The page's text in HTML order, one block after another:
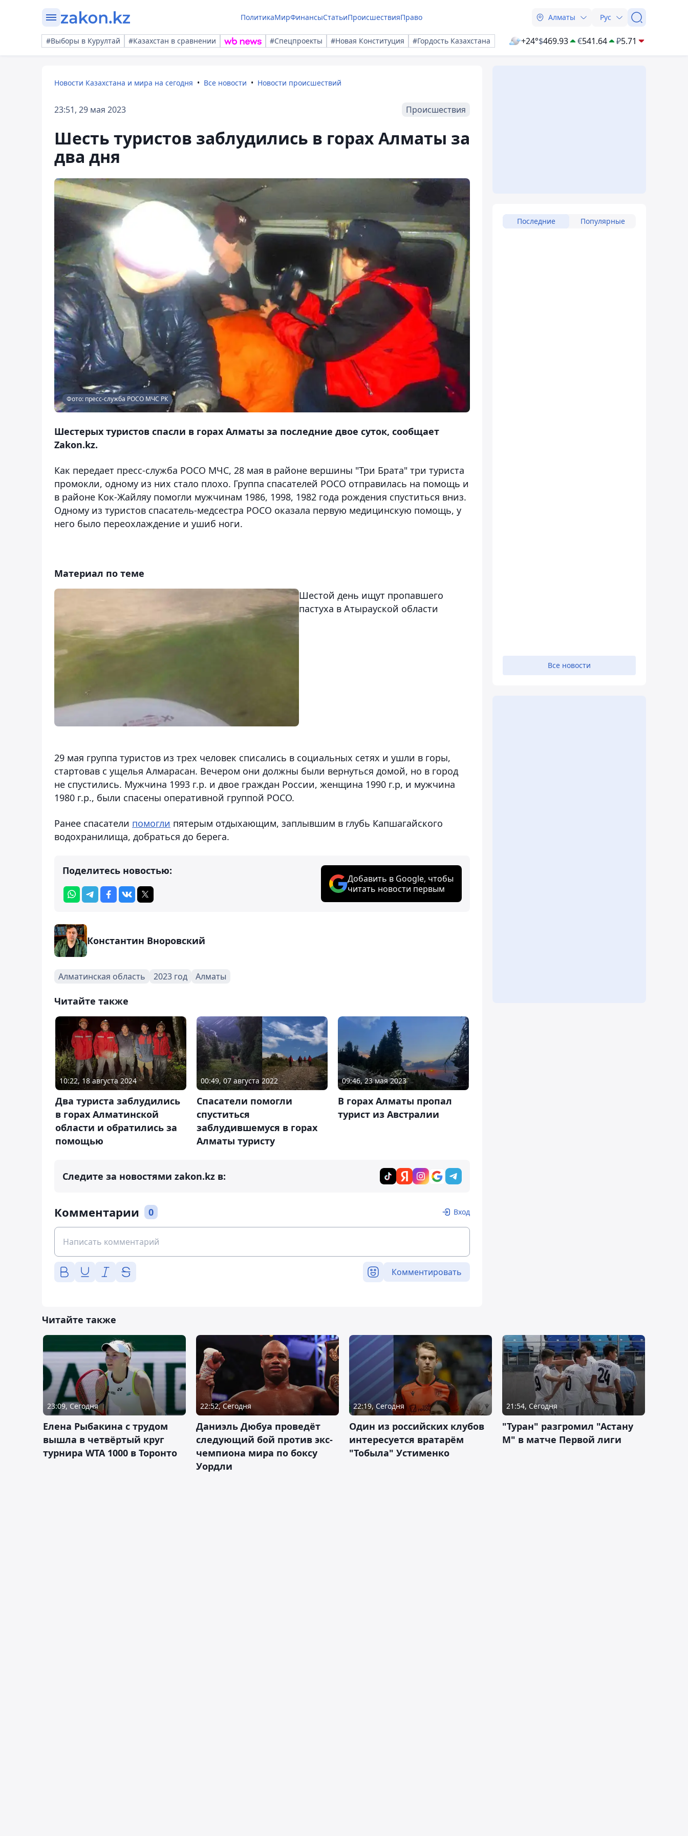
ПолитикаМирФинансыСтатьиПроисшествияПраво Алматы Рус
#Выборы в Курултай #Казахстан в сравнении #Спецпроекты #Новая Конституция #Гордость Казахстана +24°$469.93 €541.64 ₽5.71
Новости Казахстана и мира на сегодня Все новости Новости происшествий
23:51, 29 мая 2023 Происшествия
Шесть туристов заблудились в горах Алматы за
два дня
Фото: пресс-служба РОСО МЧС РК
Шестерых туристов спасли в горах Алматы за последние двое суток, сообщает
Zakon.kz.
Как передает пресс-служба РОСО МЧС, 28 мая в районе вершины "Три Брата" три туриста
промокли, одному из них стало плохо. Группа спасателей РОСО отправилась на помощь и
в районе Кок-Жайляу помогли мужчинам 1986, 1998, 1982 года рождения спуститься вниз.
Одному из туристов спасатель-медсестра РОСО оказала первую медицинскую помощь, у
него было переохлаждение и ушиб ноги.
Материал по теме
Шестой день ищут пропавшего
пастуха в Атырауской области
29 мая группа туристов из трех человек списались в социальных сетях и ушли в горы,
стартовав с ущелья Алмарасан. Вечером они должны были вернуться домой, но в город
не спустились. Мужчина 1993 г.р. и двое граждан России, женщина 1990 г.р, и мужчина
1980 г.р., были спасены оперативной группой РОСО.
Ранее спасатели помогли пятерым отдыхающим, заплывшим в глубь Капшагайского
водохранилища, добраться до берега.
Поделитесь новостью:
Добавить в Google, чтобы
читать новости первым
Константин Вноровский
Алматинская область 2023 год Алматы
Читайте также
10:22, 18 августа 2024
Два туриста заблудились
в горах Алматинской
области и обратились за
помощью
00:49, 07 августа 2022
Спасатели помогли
спуститься
заблудившемуся в горах
Алматы туристу
09:46, 23 мая 2023
В горах Алматы пропал
турист из Австралии
Следите за новостями zakon.kz в:
Комментарии 0 Вход
Комментировать
Последние Популярные
Все новости
Читайте также
23:09, Сегодня
Елена Рыбакина с трудом
вышла в четвёртый круг
турнира WTA 1000 в Торонто
22:52, Сегодня
Даниэль Дюбуа проведёт
следующий бой против экс-
чемпиона мира по боксу
Уордли
22:19, Сегодня
Один из российских клубов
интересуется вратарём
"Тобыла" Устименко
21:54, Сегодня
"Туран" разгромил "Астану
М" в матче Первой лиги